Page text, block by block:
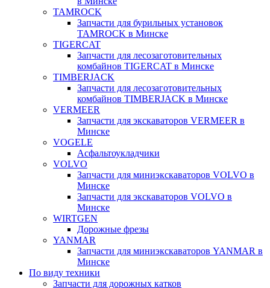
TAMROCK
Запчасти для бурильных установок
TAMROCK в Минске
TIGERCAT
Запчасти для лесозаготовительных
комбайнов TIGERCAT в Минске
TIMBERJACK
Запчасти для лесозаготовительных
комбайнов TIMBERJACK в Минске
VERMEER
Запчасти для экскаваторов VERMEER в
Минске
VOGELE
Асфальтоукладчики
VOLVO
Запчасти для миниэкскаваторов VOLVO в
Минске
Запчасти для экскаваторов VOLVO в
Минске
WIRTGEN
Дорожные фрезы
YANMAR
Запчасти для миниэкскаваторов YANMAR в
Минске
По виду техники
Запчасти для дорожных катков